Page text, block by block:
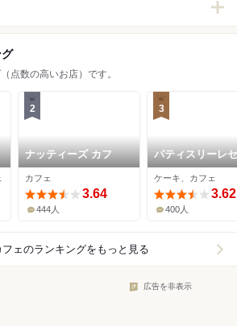
点数の高いお店）です。
2
ナッティーズ カフ
カフェ
3.64
444人
3
パティスリーレ
エル
ケーキ、カフェ
3.62
400人
ェのランキングをもっと見る
広告を非表示